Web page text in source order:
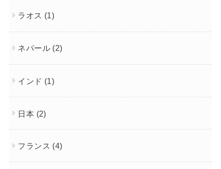
ラオス (1)
ネパール (2)
インド (1)
日本 (2)
フランス (4)